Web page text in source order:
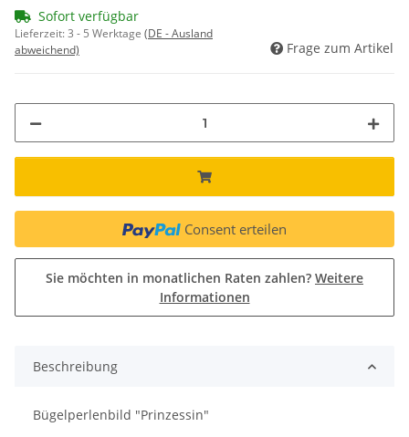
Sofort verfügbar
Lieferzeit:3 - 5 Werktage (DE - Ausland
abweichend)
Frage zum Artikel
Consent erteilen
Sie möchten in monatlichen Raten zahlen? Weitere
Informationen
Beschreibung
Bügelperlenbild "Prinzessin"